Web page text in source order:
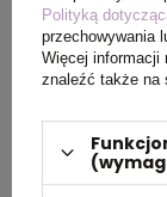
Wymiary
produktu
PAKOWANIE
Polityką
przechowywania
Więcej informacji
znaleźć także na